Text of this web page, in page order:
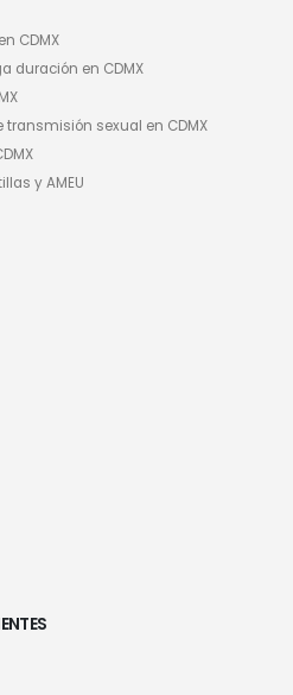
CDMX
duración en CDMX
sexual en CDMX
y AMEU